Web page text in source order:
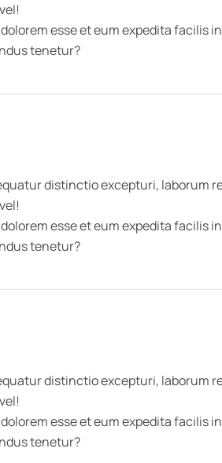
esse et eum expedita facilis
tenetur?
distinctio excepturi, laborum
esse et eum expedita facilis
tenetur?
distinctio excepturi, laborum
esse et eum expedita facilis
tenetur?